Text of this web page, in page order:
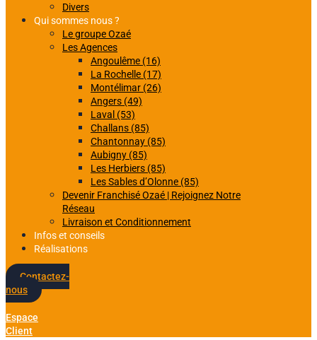
Divers
Qui sommes nous ?
Le groupe Ozaé
Les Agences
Angoulême (16)
La Rochelle (17)
Montélimar (26)
Angers (49)
Laval (53)
Challans (85)
Chantonnay (85)
Aubigny (85)
Les Herbiers (85)
Les Sables d’Olonne (85)
Devenir Franchisé Ozaé | Rejoignez Notre
Réseau
Livraison et Conditionnement
Infos et conseils
Réalisations
Contactez-
nous
Espace
Client